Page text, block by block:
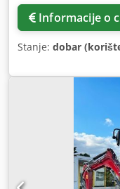
Informacije o
Stanje: dobar